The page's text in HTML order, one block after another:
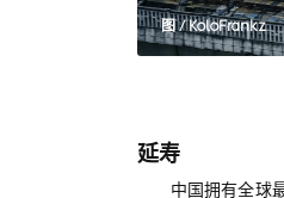
图 / KoloFrankz
延寿
中国拥有全球